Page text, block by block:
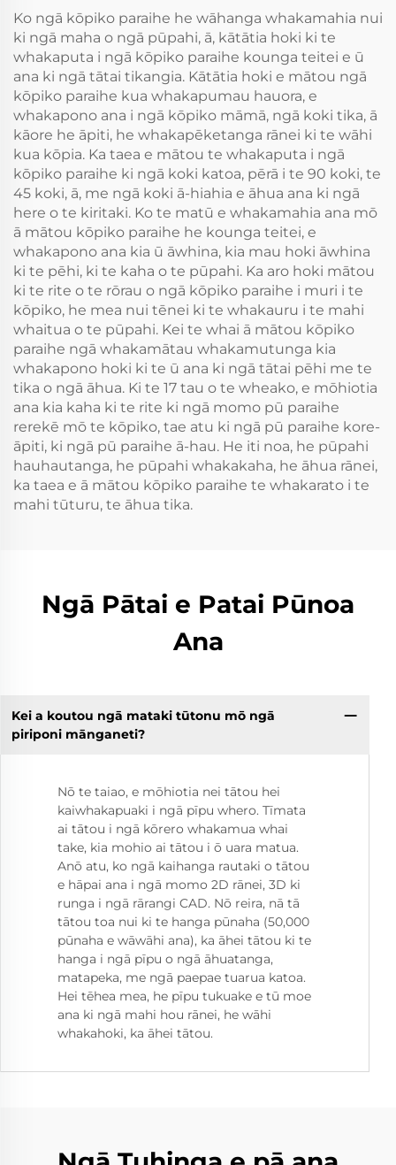
Ko ngā kōpiko paraihe he wāhanga whakamahia nui
ki ngā maha o ngā pūpahi, ā, kātātia hoki ki te
whakaputa i ngā kōpiko paraihe kounga teitei e ū
ana ki ngā tātai tikangia. Kātātia hoki e mātou ngā
kōpiko paraihe kua whakapumau hauora, e
whakapono ana i ngā kōpiko māmā, ngā koki tika, ā
kāore he āpiti, he whakapēketanga rānei ki te wāhi
kua kōpia. Ka taea e mātou te whakaputa i ngā
kōpiko paraihe ki ngā koki katoa, pērā i te 90 koki, te
45 koki, ā, me ngā koki ā-hiahia e āhua ana ki ngā
here o te kiritaki. Ko te matū e whakamahia ana mō
ā mātou kōpiko paraihe he kounga teitei, e
whakapono ana kia ū āwhina, kia mau hoki āwhina
ki te pēhi, ki te kaha o te pūpahi. Ka aro hoki mātou
ki te rite o te rōrau o ngā kōpiko paraihe i muri i te
kōpiko, he mea nui tēnei ki te whakauru i te mahi
whaitua o te pūpahi. Kei te whai ā mātou kōpiko
paraihe ngā whakamātau whakamutunga kia
whakapono hoki ki te ū ana ki ngā tātai pēhi me te
tika o ngā āhua. Ki te 17 tau o te wheako, e mōhiotia
ana kia kaha ki te rite ki ngā momo pū paraihe
rerekē mō te kōpiko, tae atu ki ngā pū paraihe kore-
āpiti, ki ngā pū paraihe ā-hau. He iti noa, he pūpahi
hauhautanga, he pūpahi whakakaha, he āhua rānei,
ka taea e ā mātou kōpiko paraihe te whakarato i te
mahi tūturu, te āhua tika.
Ngā Pātai e Patai Pūnoa
Ana
Kei a koutou ngā mataki tūtonu mō ngā
piriponi mānganeti?
Nō te taiao, e mōhiotia nei tātou hei
kaiwhakapuaki i ngā pīpu whero. Tīmata
ai tātou i ngā kōrero whakamua whai
take, kia mohio ai tātou i ō uara matua.
Anō atu, ko ngā kaihanga rautaki o tātou
e hāpai ana i ngā momo 2D rānei, 3D ki
runga i ngā rārangi CAD. Nō reira, nā tā
tātou toa nui ki te hanga pūnaha (50,000
pūnaha e wāwāhi ana), ka āhei tātou ki te
hanga i ngā pīpu o ngā āhuatanga,
matapeka, me ngā paepae tuarua katoa.
Hei tēhea mea, he pīpu tukuake e tū moe
ana ki ngā mahi hou rānei, he wāhi
whakahoki, ka āhei tātou.